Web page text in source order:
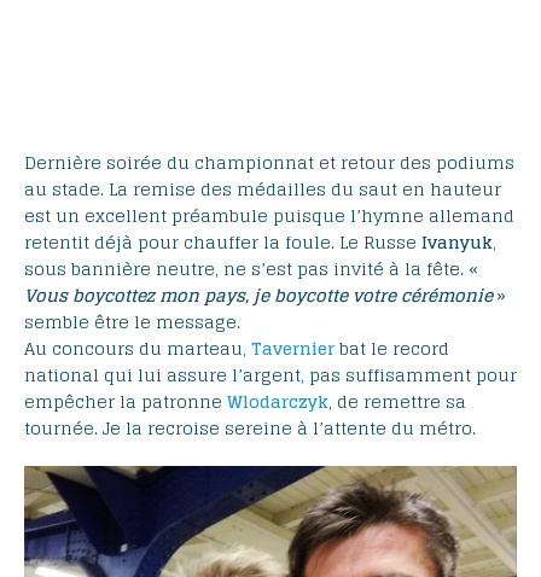
Dernière soirée du championnat et retour des podiums
au stade. La remise des médailles du saut en hauteur
est un excellent préambule puisque l’hymne allemand
retentit déjà pour chauffer la foule. Le Russe Ivanyuk,
sous bannière neutre, ne s’est pas invité à la fête. «
Vous boycottez mon pays, je boycotte votre cérémonie»
semble être le message.
Au concours du marteau, Tavernierbat le record
national qui lui assure l’argent, pas suffisamment pour
empêcher la patronne Wlodarczyk, de remettre sa
tournée. Je la recroise sereine à l’attente du métro.